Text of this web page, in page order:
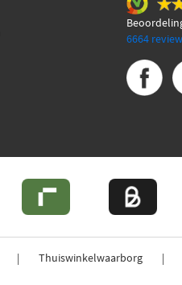
6664
Thuiswinkelwaarborg